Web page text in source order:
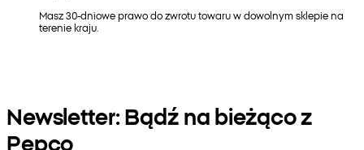
Masz 30-dniowe prawo do zwrotu towaru w dowolnym sklepie na
terenie kraju.
Newsletter: Bądź na bieżąco z
Pepco